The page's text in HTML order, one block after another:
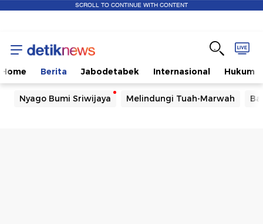
SCROLL TO CONTINUE WITH CONTENT
Home Berita Jabodetabek Internasional Hukum
Nyago Bumi Sriwijaya Melindungi Tuah-Marwah